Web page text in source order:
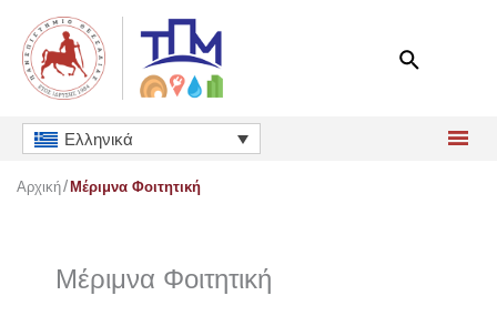
περιεχόμενο
Ελληνικά
Αρχική Μέριμνα Φοιτητική
Μέριμνα Φοιτητική